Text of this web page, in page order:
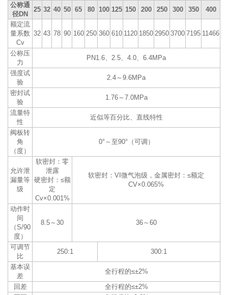
公称通
径DN
25 32 40 50 65 80 100 125 150 200 250 300 350
400
额定流
量系数
Cv
32 43 78 90 160 250 360 610 1120 1850 2950 3700 7195 11466
公称压
力
PN1.6、2.5、4.0、6.4MPa
强度试
验
2.4～9.6MPa
密封试
验
1.76～7.0MPa
流量特
性
近似等百分比、直线特性
阀板转
角
（度）
0°～至90°（可调）
允许泄
漏量等
级
软密封：零
泄露
硬密封：≤额
定
Cv×0.001%
软密封：VI微气泡级，金属密封：≤额定
CV×0.065%
动作时
间
（S/90
度）
8.5～30 36～60
可调节
比
250:1
300:1
基本误
差
全行程的≤±2%
回差
全行程的≤±2%